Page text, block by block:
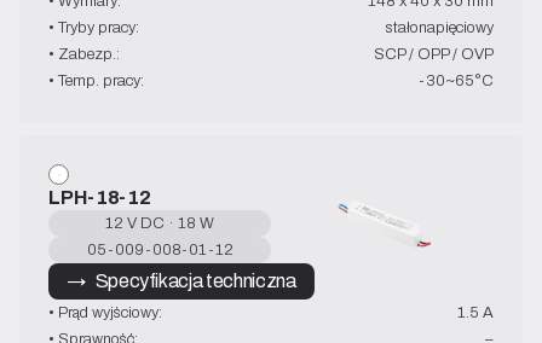
• Tryby pracy:
stałonapięciowy
• Zabezp.:
SCP / OPP / OVP
• Temp. pracy:
-30~65°C
LPH-18-12
12 V DC · 18 W
05-009-008-01-12
→   Specyfikacja techniczna
• Prąd wyjściowy:
1.5 A